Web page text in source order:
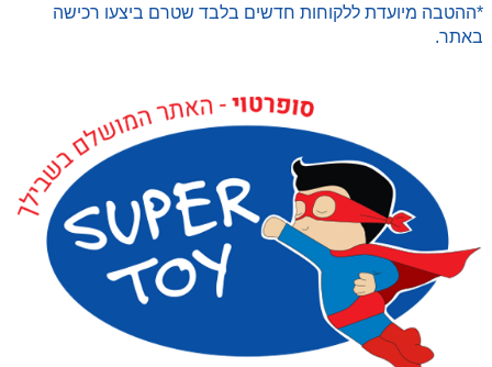
*ההטבה מיועדת ללקוחות חדשים בלבד שטרם ביצעו רכישה
באתר.